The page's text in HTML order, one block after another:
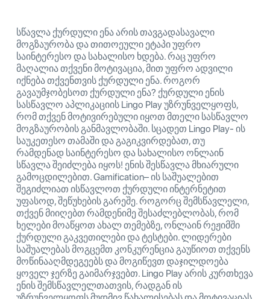
სწავლა ქურდული ენა არის თავგადასავალი
მოგზაურობა და თითოეული ეტაპი უფრო
საინტერესო და სახალისო ხდება. რაც უფრო
მაღალია თქვენი მოტივაცია, მით უფრო ადვილი
იქნება თქვენთვის ქურდული ენა. როგორ
გავაუმჯობესოთ ქურდული ენა? ქურდული ენის
სასწავლო აპლიკაციის Lingo Play უზრუნველყოფს,
რომ თქვენ მოტივირებული იყოთ მთელი სასწავლო
მოგზაურობის განმავლობაში. სცადეთ Lingo Play- ის
საუკეთესო თამაში და გაგიკვირდებათ, თუ
რამდენად საინტერესო და სახალისო ონლაინ
სწავლა შეიძლება იყოს! ენის შესწავლა მხიარული
გამოცდილებით. Gamification– ის საშუალებით
შეგიძლიათ ისწავლოთ ქურდული ინტერნეტით
უფასოდ, შეწუხების გარეშე. როგორც შემსწავლელი,
თქვენ მიიღებთ რამდენიმე შესაძლებლობას, რომ
ხელები მოაწყოთ ახალ თემებზე, ონლაინ რეჟიმში
ქურდული გაკვეთილები და ტესტები. ლიდერები
საშუალებას მოგცემთ კონკურენცია გაუწიოთ თქვენს
მოწინააღმდეგეებს და მოგიწევთ დაჯილდოება
ყოველ ჯერზე გაიმარჯვებთ. Lingo Play არის კურთხევა
ენის შემსწავლელთათვის, რადგან ის